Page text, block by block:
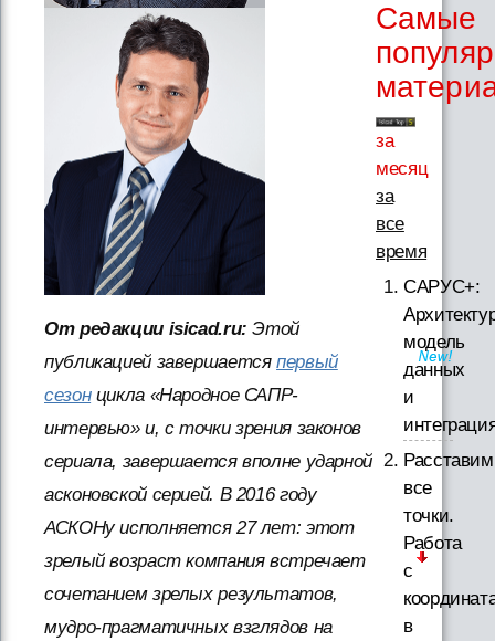
От редакции isicad.ru: Этой
публикацией завершаетсяпервый
сезонцикла «Народное САПР-
интервью» и, с точки зрения законов
сериала, завершается вполне ударной
асконовской серией. В 2016 году
АСКОНу исполняется 27 лет: этот
зрелый возраст компания встречает
сочетанием зрелых результатов,
мудро-прагматичных взглядов на
Самые
за
месяц
за
все
время
САРУС+:
модель
данных
и
Расставим
все
точки.
Работа
с
в